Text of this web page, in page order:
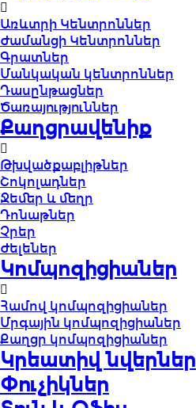
Առևտրի Կենտրոններ
Ժամանցի Կենտրոններ
Գրատներ
Մանկական կենտրոններ
Դասընթացներ
Ծառայություններ
Քաղցրավենիք
Թխվածքաբլիթներ
Շոկոլադներ
Ջեմեր և մեղր
Դոնաթներ
Չրեր
Ժելեներ
Կոմպոզիցիաներ
Համով կոմպոզիցիաներ
Մրգային կոմպոզիցիաներ
Քաղցր կոմպոզիցիաներ
Կրեատիվ նվերներ
Փուչիկներ